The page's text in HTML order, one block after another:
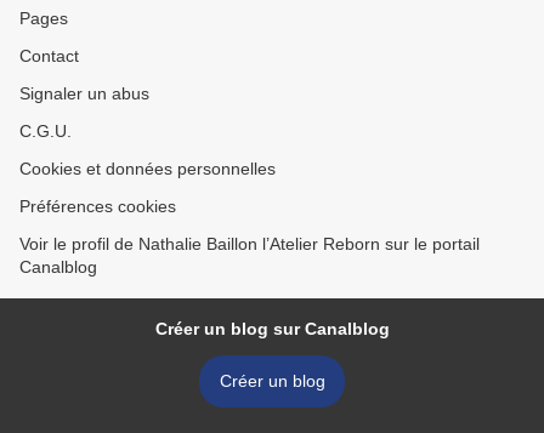
Pages
Contact
Signaler un abus
C.G.U.
Cookies et données personnelles
Préférences cookies
Voir le profil de Nathalie Baillon l’Atelier Reborn sur le portail
Canalblog
Créer un blog sur Canalblog
Créer un blog